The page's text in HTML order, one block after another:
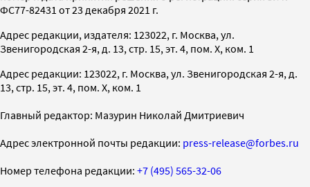
ФС77-82431 от 23 декабря 2021 г.
Адрес редакции, издателя: 123022, г. Москва, ул.
Звенигородская 2-я, д. 13, стр. 15, эт. 4, пом. X, ком. 1
Адрес редакции: 123022, г. Москва, ул. Звенигородская 2-я, д.
13, стр. 15, эт. 4, пом. X, ком. 1
Главный редактор: Мазурин Николай Дмитриевич
Адрес электронной почты редакции: press-release@forbes.ru
Номер телефона редакции: +7 (495) 565-32-06